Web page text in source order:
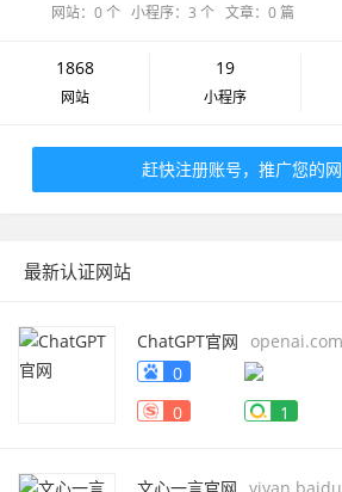
网站：0 个 小程序：3 个 文章：0 篇
1868
网站
19
小程序
赶快注册账号，推广您的网
最新认证网站
ChatGPT官网
openai.com
0
0
1
文心一言官网